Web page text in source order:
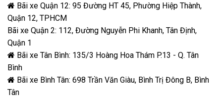
Bãi xe Quận 12: 95 Đường HT 45, Phường Hiệp Thành,
Quận 12, TPHCM
Bãi xe Quận 2: 112, Đường Nguyễn Phi Khanh, Tân Định,
Quận 1
Bãi xe Tân Bình: 135/3 Hoàng Hoa Thám P.13 - Q. Tân
Bình
Bãi xe Bình Tân: 698 Trần Văn Giàu, Bình Trị Đông B, Bình
Tân